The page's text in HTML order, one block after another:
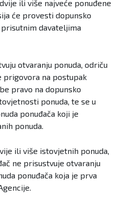
ili više najveće ponuđene
će provesti dopunsko
davateljima
otvaranju ponuda, odriču
prigovora na postupak
pravo na dopunsko
ponuda, te se u
ponuđača koji je
ponuda.
ili više istovjetnih ponuda,
ne prisustvuje otvaranju
ponuđača koja je prva